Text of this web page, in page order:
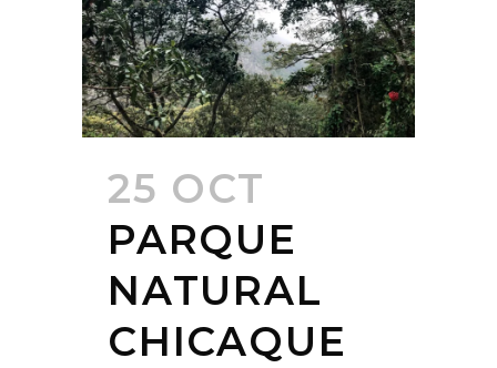
25 OCT
PARQUE
NATURAL
CHICAQUE